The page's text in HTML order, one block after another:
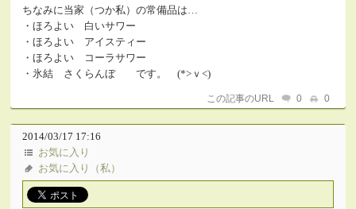
ちなみに当家（つか私）の常備品は…
・ほろよい 白いサワー
・ほろよい アイスティー
・ほろよい コーラサワー
・氷結 さくらんぼ です。 (*>ｖ<)
この記事のURL 0 0
2014/03/17 17:16
お気に入り
お気に入り（私）